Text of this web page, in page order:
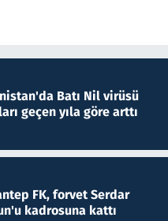
Batı Nil virüsü
geçen yıla göre arttı
FK, forvet Serdar
kadrosuna kattı